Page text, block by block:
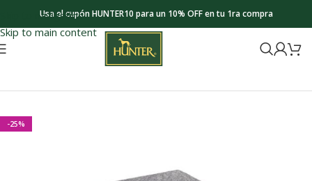
Skip to navigation
Skip to main content
Usa el cupón HUNTER10 para un 10% OFF en tu 1ra compra
Nuevo Camas para Perro
-25%